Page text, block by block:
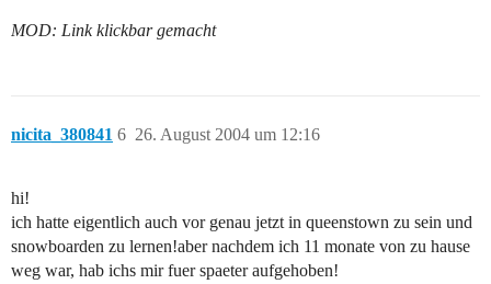
MOD: Link klickbar gemacht
nicita_380841 26. August 2004 um 12:16
6
hi!
ich hatte eigentlich auch vor genau jetzt in queenstown zu sein und
snowboarden zu lernen!aber nachdem ich 11 monate von zu hause
weg war, hab ichs mir fuer spaeter aufgehoben!